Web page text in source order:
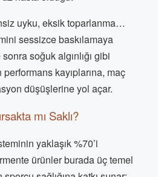
uyku, eksik toparlanma…
sessizce baskılamaya
soğuk algınlığı gibi
kayıplarına, maç
düşüşlerine yol açar.
mı Saklı?
yaklaşık %70’i
ürünler burada üç temel